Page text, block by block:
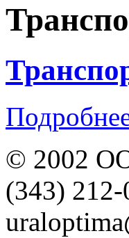
© 2002
(343)